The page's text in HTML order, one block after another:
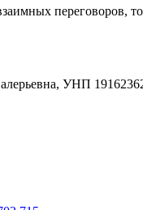
переговоров,
УНП